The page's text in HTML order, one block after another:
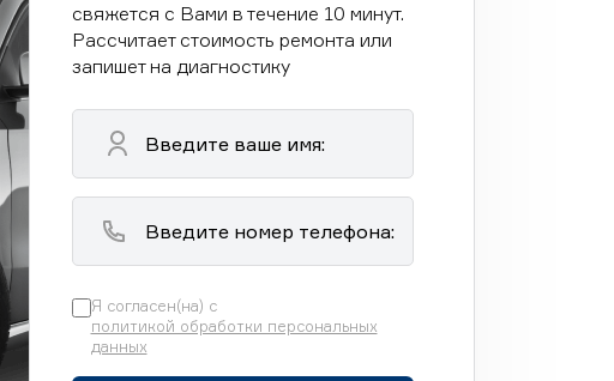
свяжется с Вами в течение 10 минут.
Рассчитает стоимость ремонта или
запишет на диагностику
Я согласен(на) с
политикой обработки персональных
данных